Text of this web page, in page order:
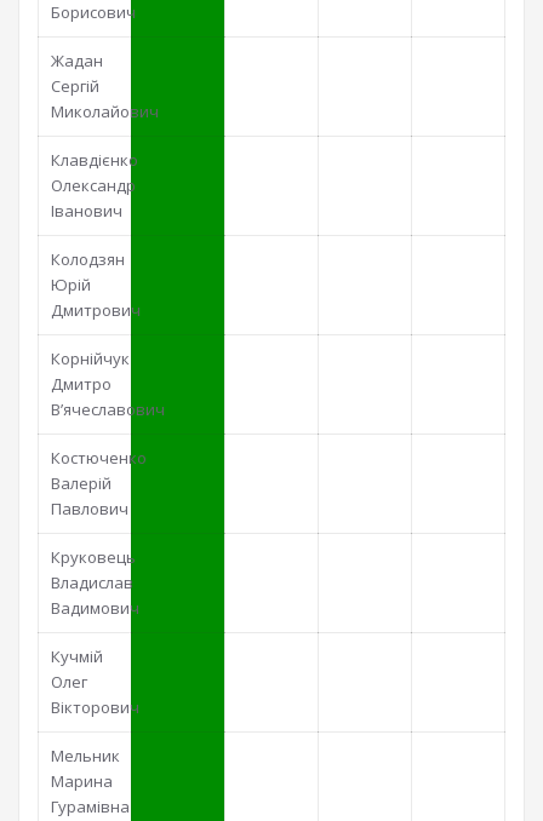
Борисович
Жадан
Сергій
Миколайович
Клавдієнко
Олександр
Іванович
Колодзян
Юрій
Дмитрович
Корнійчук
Дмитро
В’ячеславович
Костюченко
Валерій
Павлович
Круковець
Владислав
Вадимович
Кучмій
Олег
Вікторович
Мельник
Марина
Гурамівна